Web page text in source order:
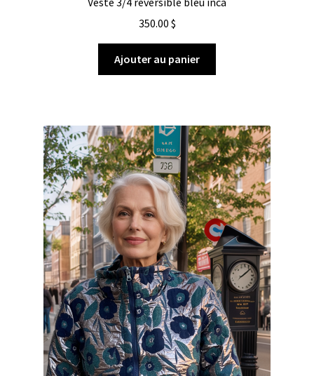
350.00 $
Ajouter au panier